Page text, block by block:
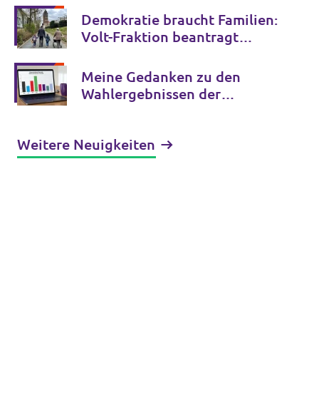
beschlossen wurde und Klaras
Gedanken dazu
Demokratie braucht Familien:
Volt-Fraktion beantragt
für die Stadtpolitik
Meine Gedanken zu den
Wahlergebnissen der
Weitere Neuigkeiten